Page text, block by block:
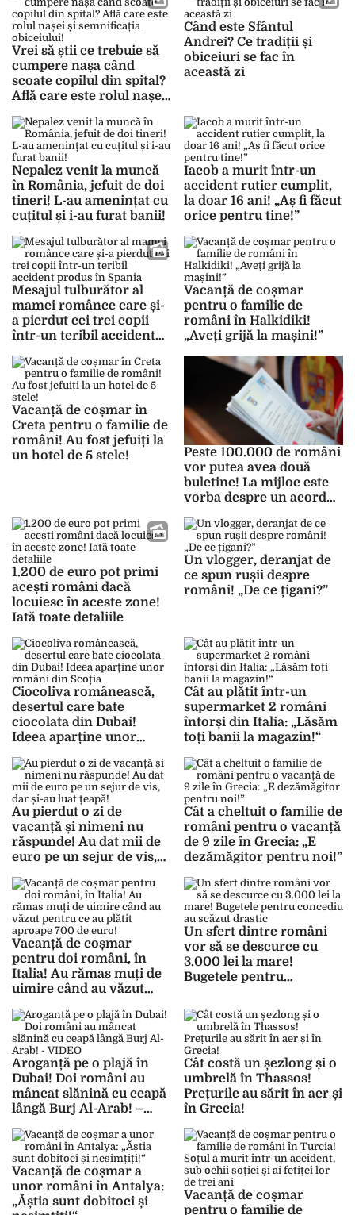
Vrei să știi ce trebuie să
cumpere nașa când
scoate copilul din spital?
Află care este rolul nașei
Când este Sfântul
Andrei? Ce tradiții și
obiceiuri se fac în
această zi
Nepalez venit la muncă
în România, jefuit de doi
tineri! L-au amenințat cu
cuțitul și i-au furat banii!
Iacob a murit într-un
accident rutier cumplit,
la doar 16 ani! „Aș fi făcut
orice pentru tine!”
Mesajul tulburător al
mamei românce care și-
a pierdut cei trei copii
într-un teribil accident
Vacanță de coșmar
pentru o familie de
români în Halkidiki!
„Aveți grijă la mașini!”
Vacanță de coșmar în
Creta pentru o familie de
români! Au fost jefuiți la
un hotel de 5 stele!
Peste 100.000 de români
vor putea avea două
buletine! La mijloc este
vorba despre un acord
1.200 de euro pot primi
acești români dacă
locuiesc în aceste zone!
Iată toate detaliile
Un vlogger, deranjat de
ce spun rușii despre
români! „De ce țigani?”
Ciocoliva românească,
desertul care bate
ciocolata din Dubai!
Ideea aparține unor
Cât au plătit într-un
supermarket 2 români
întorși din Italia: „Lăsăm
toți banii la magazin!“
Au pierdut o zi de
vacanță și nimeni nu
răspunde! Au dat mii de
euro pe un sejur de vis,
Cât a cheltuit o familie de
români pentru o vacanță
de 9 zile în Grecia: „E
dezămăgitor pentru noi!”
Vacanță de coșmar
pentru doi români, în
Italia! Au rămas muți de
uimire când au văzut
aproape 700 de euro!
Un sfert dintre români
vor să se descurce cu
3.000 lei la mare!
Bugetele pentru
drastic
Aroganță pe o plajă în
Dubai! Doi români au
mâncat slănină cu ceapă
lângă Burj Al-Arab! –
Cât costă un șezlong și o
umbrelă în Thassos!
Prețurile au sărit în aer și
în Grecia!
Vacanță de coșmar a
unor români în Antalya:
„Ăștia sunt dobitoci și
Vacanță de coșmar
pentru o familie de